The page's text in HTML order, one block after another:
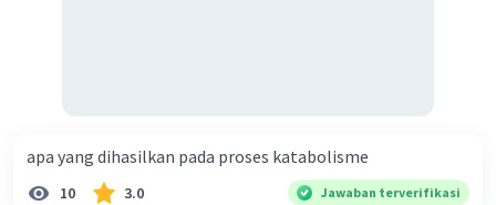
apa yang dihasilkan pada proses katabolisme
10 3.0 Jawaban terverifikasi